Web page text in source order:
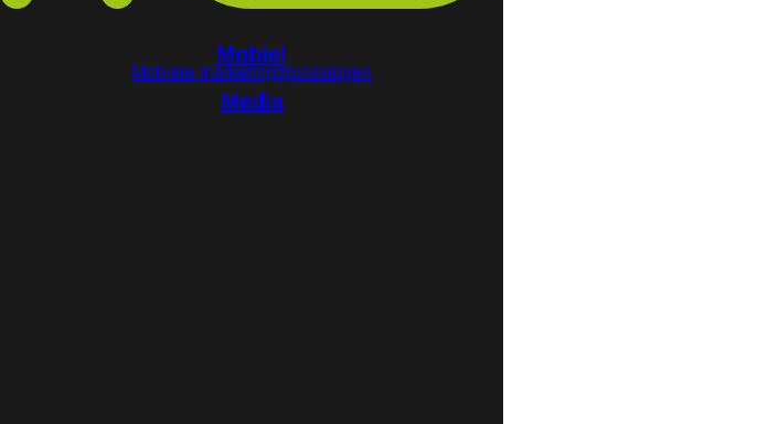
Mobiel
Mobiele marketingoplossingen
Media